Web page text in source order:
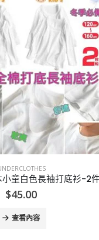
童白色長袖打底衫-2件
$45.00
查看內容